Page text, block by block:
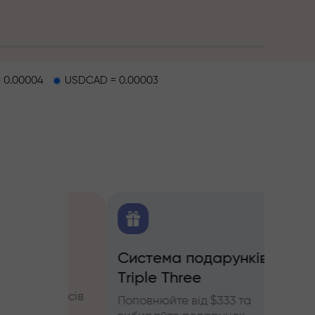
0.00004 USDCAD = 0.00003
Система подарунків
Triple Three
Поповнюйте від $333 та